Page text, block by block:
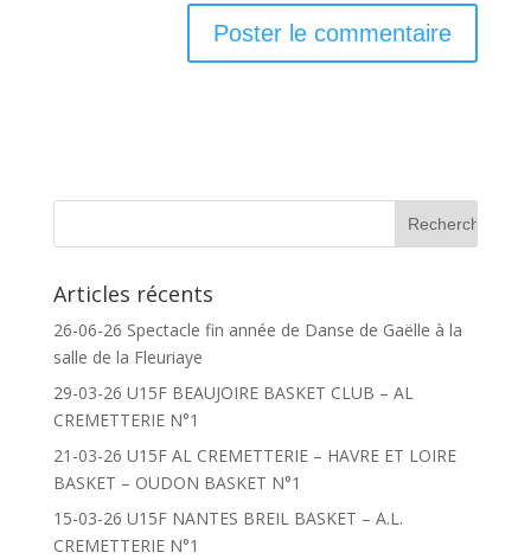
Articles récents
26-06-26 Spectacle fin année de Danse de Gaëlle à la
salle de la Fleuriaye
29-03-26 U15F BEAUJOIRE BASKET CLUB – AL
CREMETTERIE N°1
21-03-26 U15F AL CREMETTERIE – HAVRE ET LOIRE
BASKET – OUDON BASKET N°1
15-03-26 U15F NANTES BREIL BASKET – A.L.
CREMETTERIE N°1